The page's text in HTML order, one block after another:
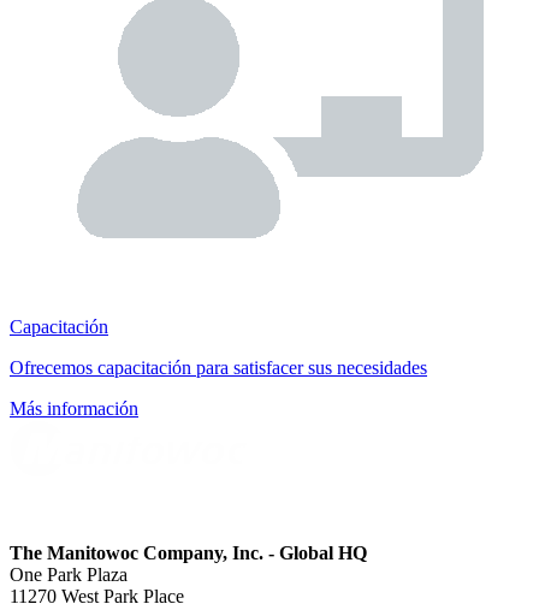
Capacitación
Ofrecemos capacitación para satisfacer sus necesidades
Más información
The Manitowoc Company, Inc. - Global HQ
One Park Plaza
11270 West Park Place